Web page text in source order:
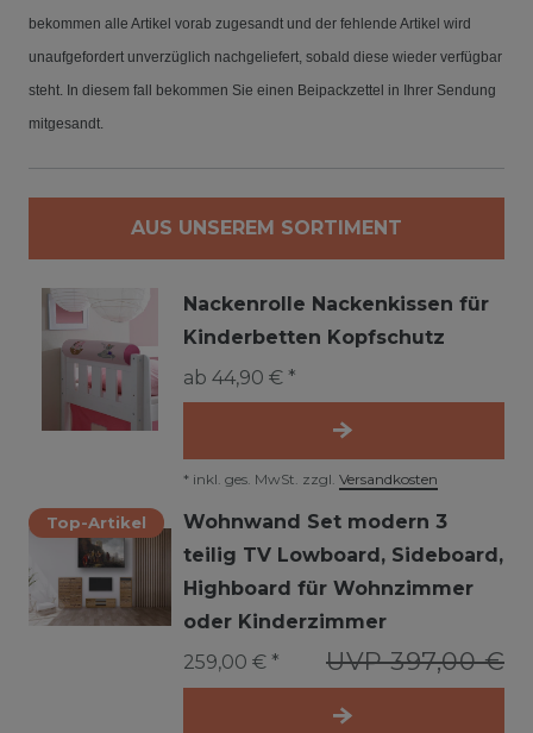
bekommen alle Artikel vorab zugesandt und der fehlende Artikel wird
unaufgefordert unverzüglich nachgeliefert, sobald diese wieder verfügbar
steht. In diesem fall bekommen Sie einen Beipackzettel in Ihrer Sendung
mitgesandt.
AUS UNSEREM SORTIMENT
Nackenrolle Nackenkissen für
Kinderbetten Kopfschutz
ab 44,90 € *
* inkl. ges. MwSt. zzgl. Versandkosten
Top-Artikel
Wohnwand Set modern 3
teilig TV Lowboard, Sideboard,
Highboard für Wohnzimmer
oder Kinderzimmer
UVP 397,00 €
259,00 € *